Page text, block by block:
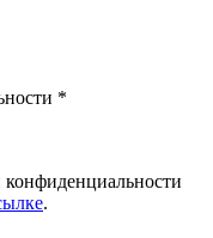
*
.